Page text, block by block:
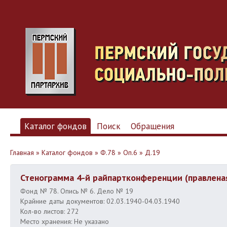
Каталог фондов Поиск Обращения
Главная » Каталог фондов » Ф.78 » Оп.6 » Д.19
Стенограмма 4-й райпартконференции
Фонд № 78. Опись № 6. Дело № 19
Крайние даты документов: 02.03.1940-04.03.1940
Кол-во листов: 272
Место хранения: Не указано